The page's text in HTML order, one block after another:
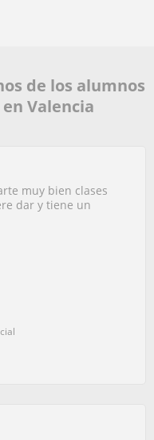
de los alumnos
Valencia
muy bien clases
dar y tiene un